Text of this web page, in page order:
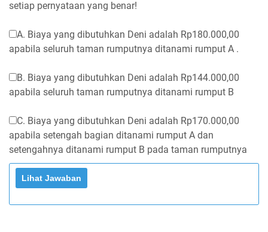
setiap pernyataan yang benar!
A. Biaya yang dibutuhkan Deni adalah Rp180.000,00
apabila seluruh taman rumputnya ditanami rumput A .
B. Biaya yang dibutuhkan Deni adalah Rp144.000,00
apabila seluruh taman rumputnya ditanami rumput B
C. Biaya yang dibutuhkan Deni adalah Rp170.000,00
apabila setengah bagian ditanami rumput A dan
setengahnya ditanami rumput B pada taman rumputnya